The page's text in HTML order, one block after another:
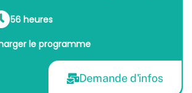
56 heures
le programme
Demande d'infos